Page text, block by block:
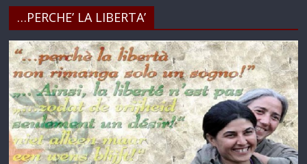
…PERCHE’ LA LIBERTA’